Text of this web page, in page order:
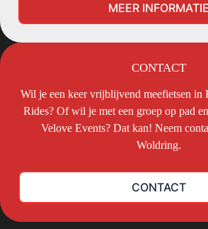
MEER INFORMATIE
CONTACT
Wil je een keer vrijblijvend meefietsen in
Rides? Of wil je met een groep op pad
Velove Events? Dat kan! Neem
Woldring.
CONTACT